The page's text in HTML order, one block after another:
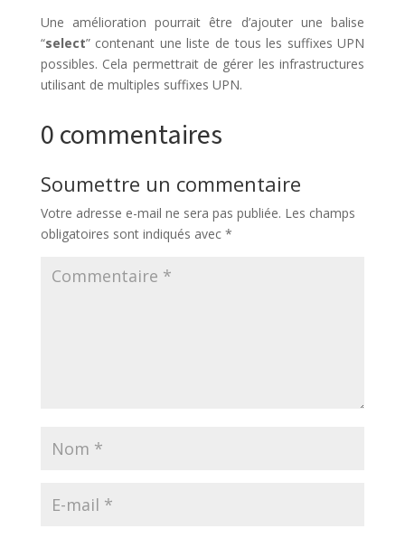
Une amélioration pourrait être d’ajouter une balise
“select” contenant une liste de tous les suffixes UPN
possibles. Cela permettrait de gérer les infrastructures
utilisant de multiples suffixes UPN.
0 commentaires
Soumettre un commentaire
Votre adresse e-mail ne sera pas publiée. Les champs
obligatoires sont indiqués avec *